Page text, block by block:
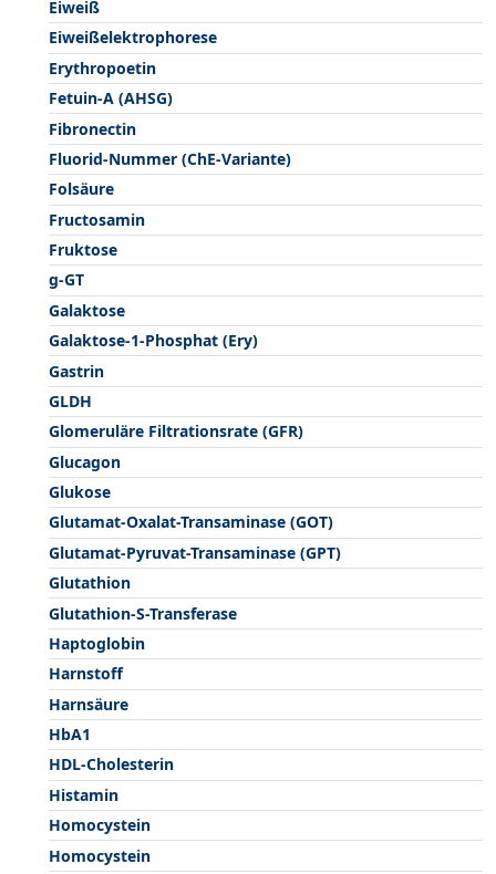
Eiweiß
Eiweißelektrophorese
Erythropoetin
Fetuin-A (AHSG)
Fibronectin
Fluorid-Nummer (ChE-Variante)
Folsäure
Fructosamin
Fruktose
g-GT
Galaktose
Galaktose-1-Phosphat (Ery)
Gastrin
GLDH
Glomeruläre Filtrationsrate (GFR)
Glucagon
Glukose
Glutamat-Oxalat-Transaminase (GOT)
Glutamat-Pyruvat-Transaminase (GPT)
Glutathion
Glutathion-S-Transferase
Haptoglobin
Harnstoff
Harnsäure
HbA1
HDL-Cholesterin
Histamin
Homocystein
Homocystein